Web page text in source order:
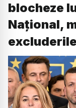
blocheze
Național,